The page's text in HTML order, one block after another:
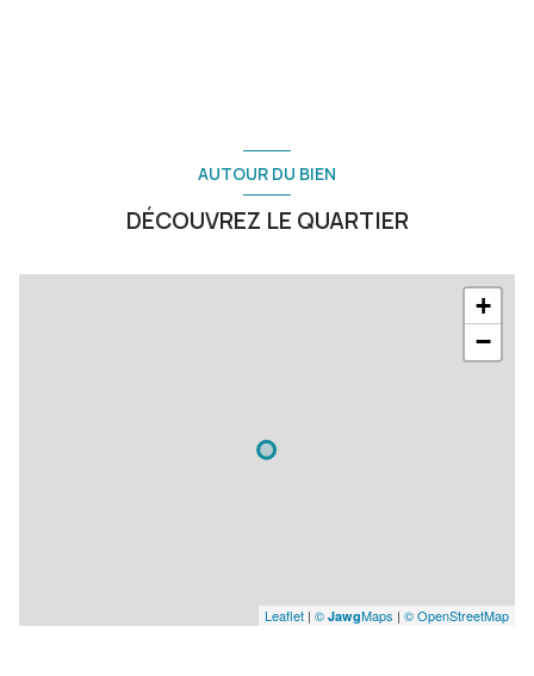
AUTOUR DU BIEN
DÉCOUVREZ LE QUARTIER
+
−
Leaflet | © JawgMaps | © OpenStreetMap